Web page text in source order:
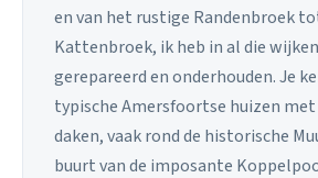
en van het rustige Randenbroek
Kattenbroek, ik heb in al die
gerepareerd en onderhouden. Je
typische Amersfoortse huizen
daken, vaak rond de historische
buurt van de imposante